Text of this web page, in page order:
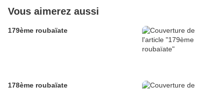
Vous aimerez aussi
179ème roubaïate
178ème roubaïate